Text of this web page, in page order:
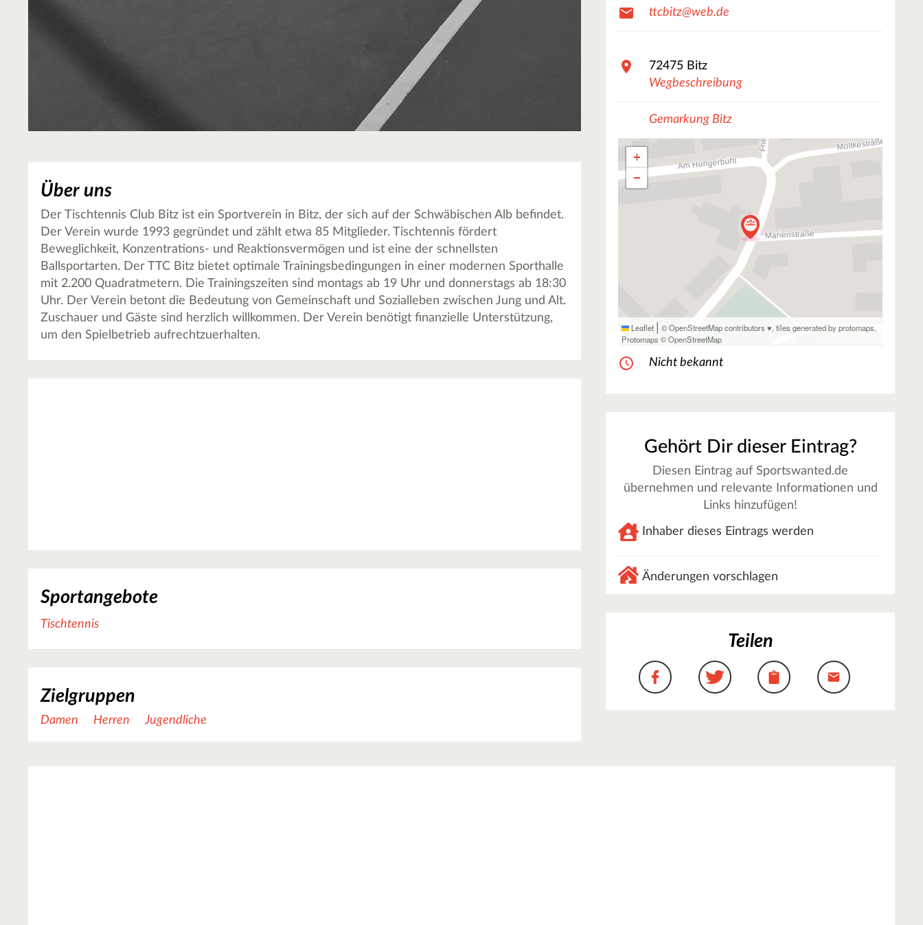
Über uns
Der Tischtennis Club Bitz ist ein Sportverein in Bitz, der sich auf der Schwäbischen Alb befindet.
Der Verein wurde 1993 gegründet und zählt etwa 85 Mitglieder. Tischtennis fördert
Beweglichkeit, Konzentrations- und Reaktionsvermögen und ist eine der schnellsten
Ballsportarten. Der TTC Bitz bietet optimale Trainingsbedingungen in einer modernen Sporthalle
mit 2.200 Quadratmetern. Die Trainingszeiten sind montags ab 19 Uhr und donnerstags ab 18:30
Uhr. Der Verein betont die Bedeutung von Gemeinschaft und Sozialleben zwischen Jung und Alt.
Zuschauer und Gäste sind herzlich willkommen. Der Verein benötigt finanzielle Unterstützung,
um den Spielbetrieb aufrechtzuerhalten.
Sportangebote
Tischtennis
Zielgruppen
Damen Herren Jugendliche
ttcbitz@web.de
72475 Bitz
Wegbeschreibung
Gemarkung Bitz
+
−
Leaflet | © OpenStreetMap contributors ♥,tiles generated by protomaps,
Protomaps ©OpenStreetMap
Nicht bekannt
Gehört Dir dieser Eintrag?
Diesen Eintrag auf Sportswanted.de
übernehmen und relevante Informationen und
Links hinzufügen!
Inhaber dieses Eintrags werden
Änderungen vorschlagen
Teilen